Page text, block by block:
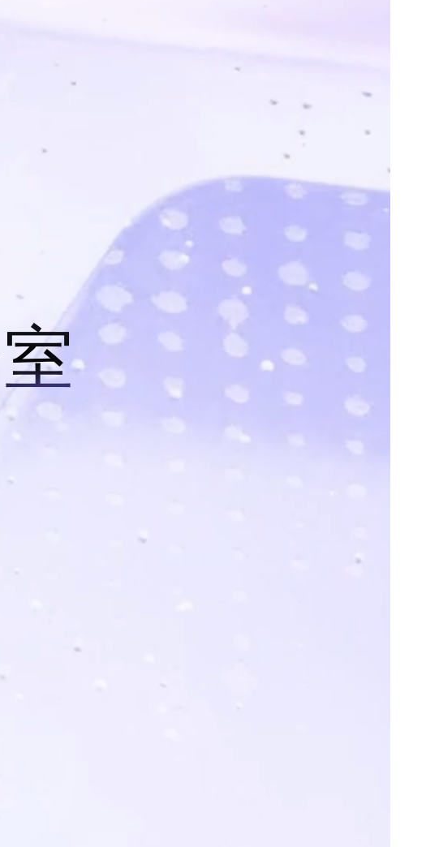
室